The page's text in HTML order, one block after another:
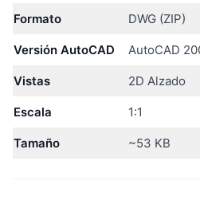
Formato DWG (ZIP)
Versión AutoCAD AutoCAD
Vistas 2D Alzado
Escala 1:1
Tamaño ~53 KB